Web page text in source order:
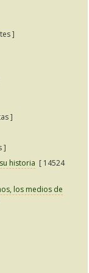
]
]
]
historia [ 14524
los medios de